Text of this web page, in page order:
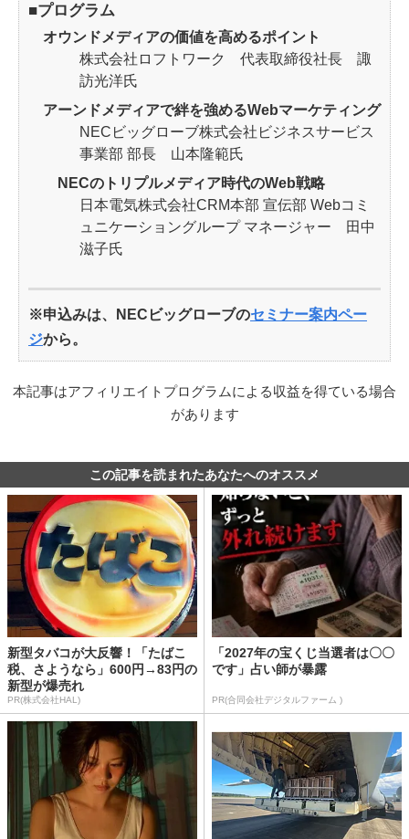
■プログラム
オウンドメディアの価値を高めるポイント
株式会社ロフトワーク 代表取締役社長 諏
訪光洋氏
アーンドメディアで絆を強めるWebマーケティング
NECビッグローブ株式会社ビジネスサービス
事業部 部長 山本隆範氏
NECのトリプルメディア時代のWeb戦略
日本電気株式会社CRM本部 宣伝部 Webコミ
ュニケーショングループ マネージャー 田中
滋子氏
※申込みは、NECビッグローブのセミナー案内ペー
ジから。
本記事はアフィリエイトプログラムによる収益を得ている場合
があります
この記事を読まれたあなたへのオススメ
新型タバコが大反響！「たばこ
税、さようなら」600円→83円の
新型が爆売れ
PR(株式会社HAL)
「2027年の宝くじ当選者は〇〇
です」占い師が暴露
PR(合同会社デジタルファーム )